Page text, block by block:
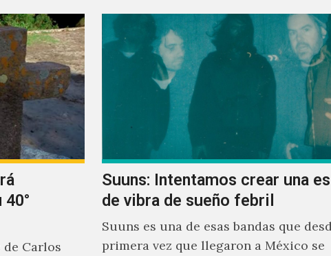
de Carlos
Suuns: Intentamos crear una
de vibra de sueño febril
Suuns es una de esas bandas que
primera vez que llegaron a México se